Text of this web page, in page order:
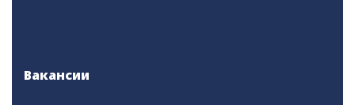
Вакансии